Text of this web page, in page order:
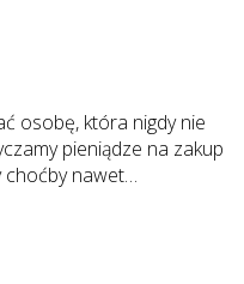
osobę, która nigdy nie
pieniądze na zakup
choćby nawet…